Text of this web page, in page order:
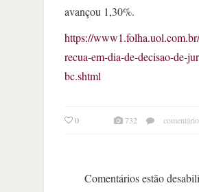
avançou 1,30%.
https://
recua-em-dia-de-decisao-de-
bc.shtml
0 732
Comentários estão